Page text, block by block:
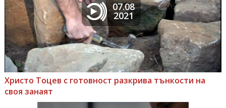
07.08
2021
Христо Тоцев с готовност разкрива тънкости на
своя занаят